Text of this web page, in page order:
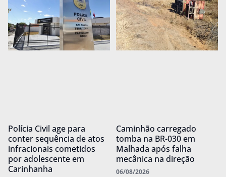
Polícia Civil age para
conter sequência de atos
infracionais cometidos
por adolescente em
Carinhanha
Caminhão carregado
tomba na BR-030 em
Malhada após falha
mecânica na direção
06/08/2026